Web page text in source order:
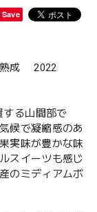
Save
熟成 2022
する山間部で
候で凝縮感のあ
実味が豊かな味
スイーツも感じ
のミディアムボ